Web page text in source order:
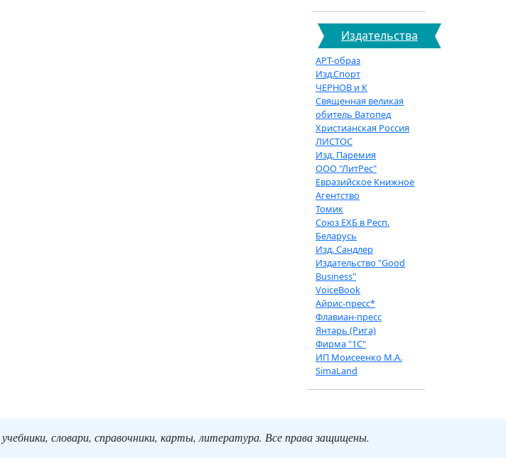
Издательства
АРТ-образ
Изд.Спорт
ЧЕРНОВ и К
Священная великая
обитель Ватопед
Христианская Россия
ЛИСТОС
Изд. Паремия
ООО "ЛитРес"
Евразийское Книжное
Агентство
Томик
Союз ЕХБ в Респ.
Беларусь
Изд. Сандлер
Издательство "Good
Business"
VoiceBook
Айрис-пресс*
Флавиан-пресс
Янтарь (Рига)
Фирма "1С"
ИП Моисеенко М.А.
SimaLand
словари, справочники, карты, литература. Все права защищены.